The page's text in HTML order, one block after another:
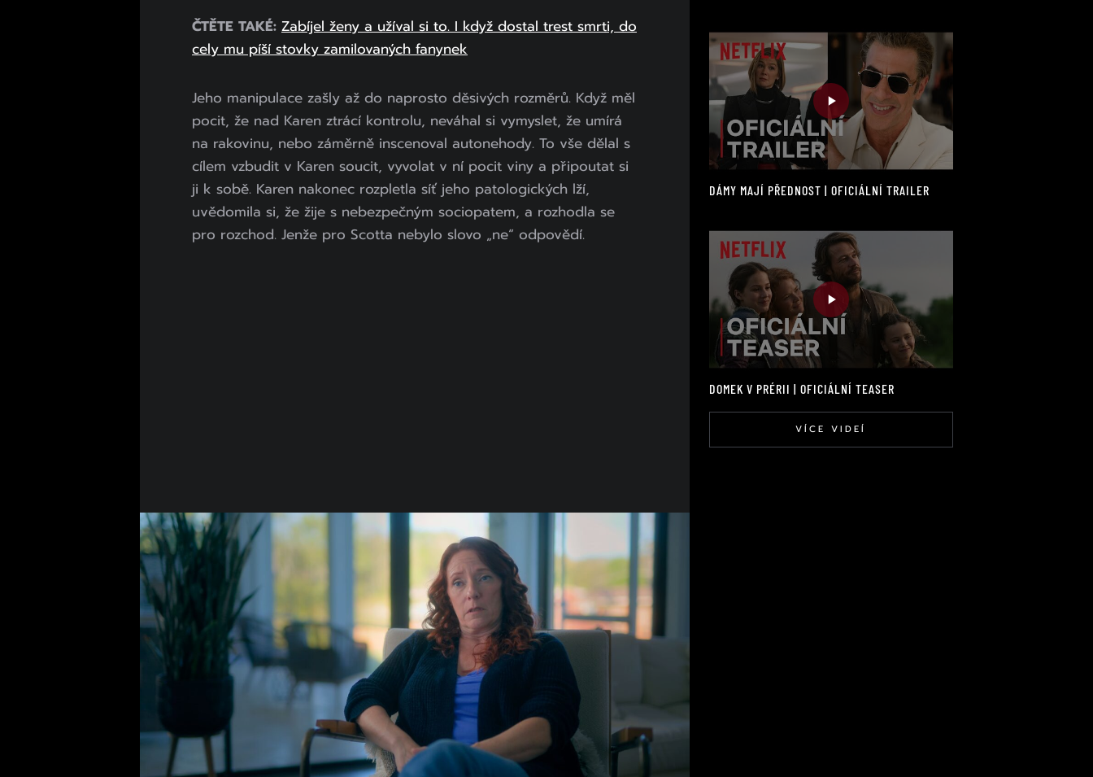
ČTĚTE TAKÉ: Zabíjel ženy a užíval si to. I když dostal trest smrti, do
cely mu píší stovky zamilovaných fanynek
Jeho manipulace zašly až do naprosto děsivých rozměrů. Když měl
pocit, že nad Karen ztrácí kontrolu, neváhal si vymyslet, že umírá
na rakovinu, nebo záměrně inscenoval autonehody. To vše dělal s
cílem vzbudit v Karen soucit, vyvolat v ní pocit viny a připoutat si
ji k sobě. Karen nakonec rozpletla síť jeho patologických lží,
uvědomila si, že žije s nebezpečným sociopatem, a rozhodla se
pro rozchod. Jenže pro Scotta nebylo slovo „ne“ odpovědí.
DÁMY MAJÍ PŘEDNOST | OFICIÁLNÍ TRAILER
DOMEK V PRÉRII | OFICIÁLNÍ TEASER
VÍCE VIDEÍ